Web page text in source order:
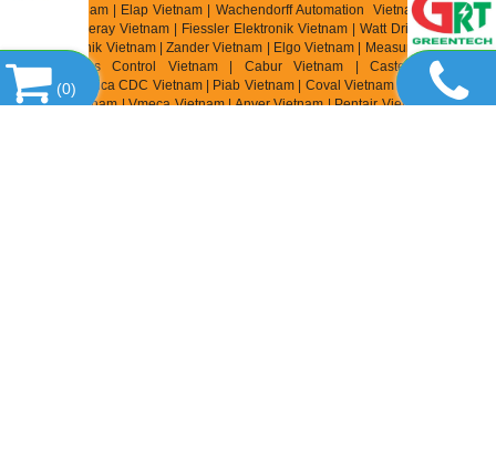
Sensor Vietnam | Elap Vietnam | Wachendorff Automation Vietnam | Foxboro
Vietnam | Fireray Vietnam | Fiessler Elektronik Vietnam | Watt Drive Vietnam |
Murr Elektronik Vietnam | Zander Vietnam | Elgo Vietnam | Measurex Vietnam |
Saia Burgess Control Vietnam | Cabur Vietnam | Castel Vietnam |
Elettromeccanica CDC Vietnam | Piab Vietnam | Coval Vietnam | Fipa Vietnam
| Zimmer Vietnam | Vmeca Vietnam | Anver Vietnam | Pentair Vietnam | Aignep
(0)